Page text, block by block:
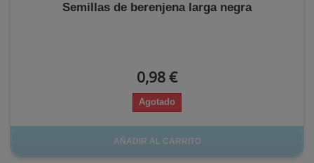
Semillas de berenjena larga negra
0,98 €
Agotado
AÑADIR AL CARRITO